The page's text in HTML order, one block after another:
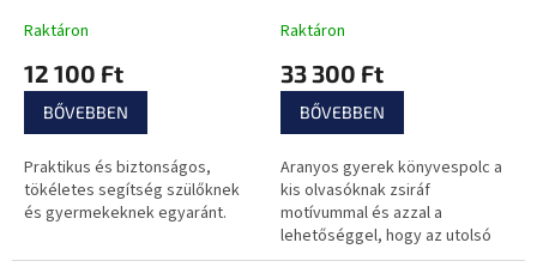
Raktáron
12 100 Ft
BŐVEBBEN
Praktikus és biztonságos,
tökéletes segítség szülőknek
és gyermekeknek egyaránt.
Raktáron
33 300 Ft
BŐVEBBEN
Aranyos gyerek könyvespolc a
kis olvasóknak zsiráf
motívummal és azzal a
lehetőséggel, hogy az utolsó
sort játékok tárolására